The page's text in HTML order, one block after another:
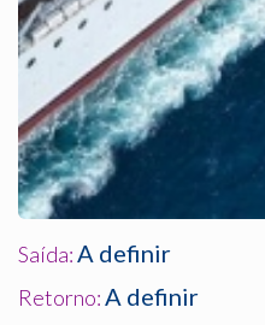
Saída: A definir
Retorno: A definir